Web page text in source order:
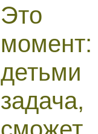
Это
детьми